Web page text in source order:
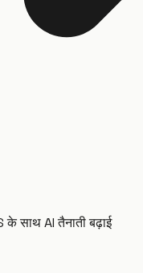
साथ AI तैनाती बढ़ाई